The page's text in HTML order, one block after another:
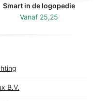
Smart in de logopedie
Vanaf 25,25
B.V.